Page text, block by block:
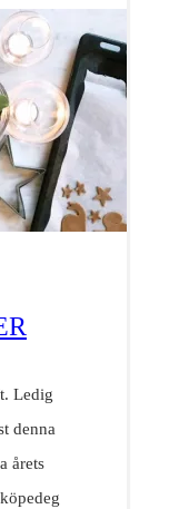
Ledig
denna
årets